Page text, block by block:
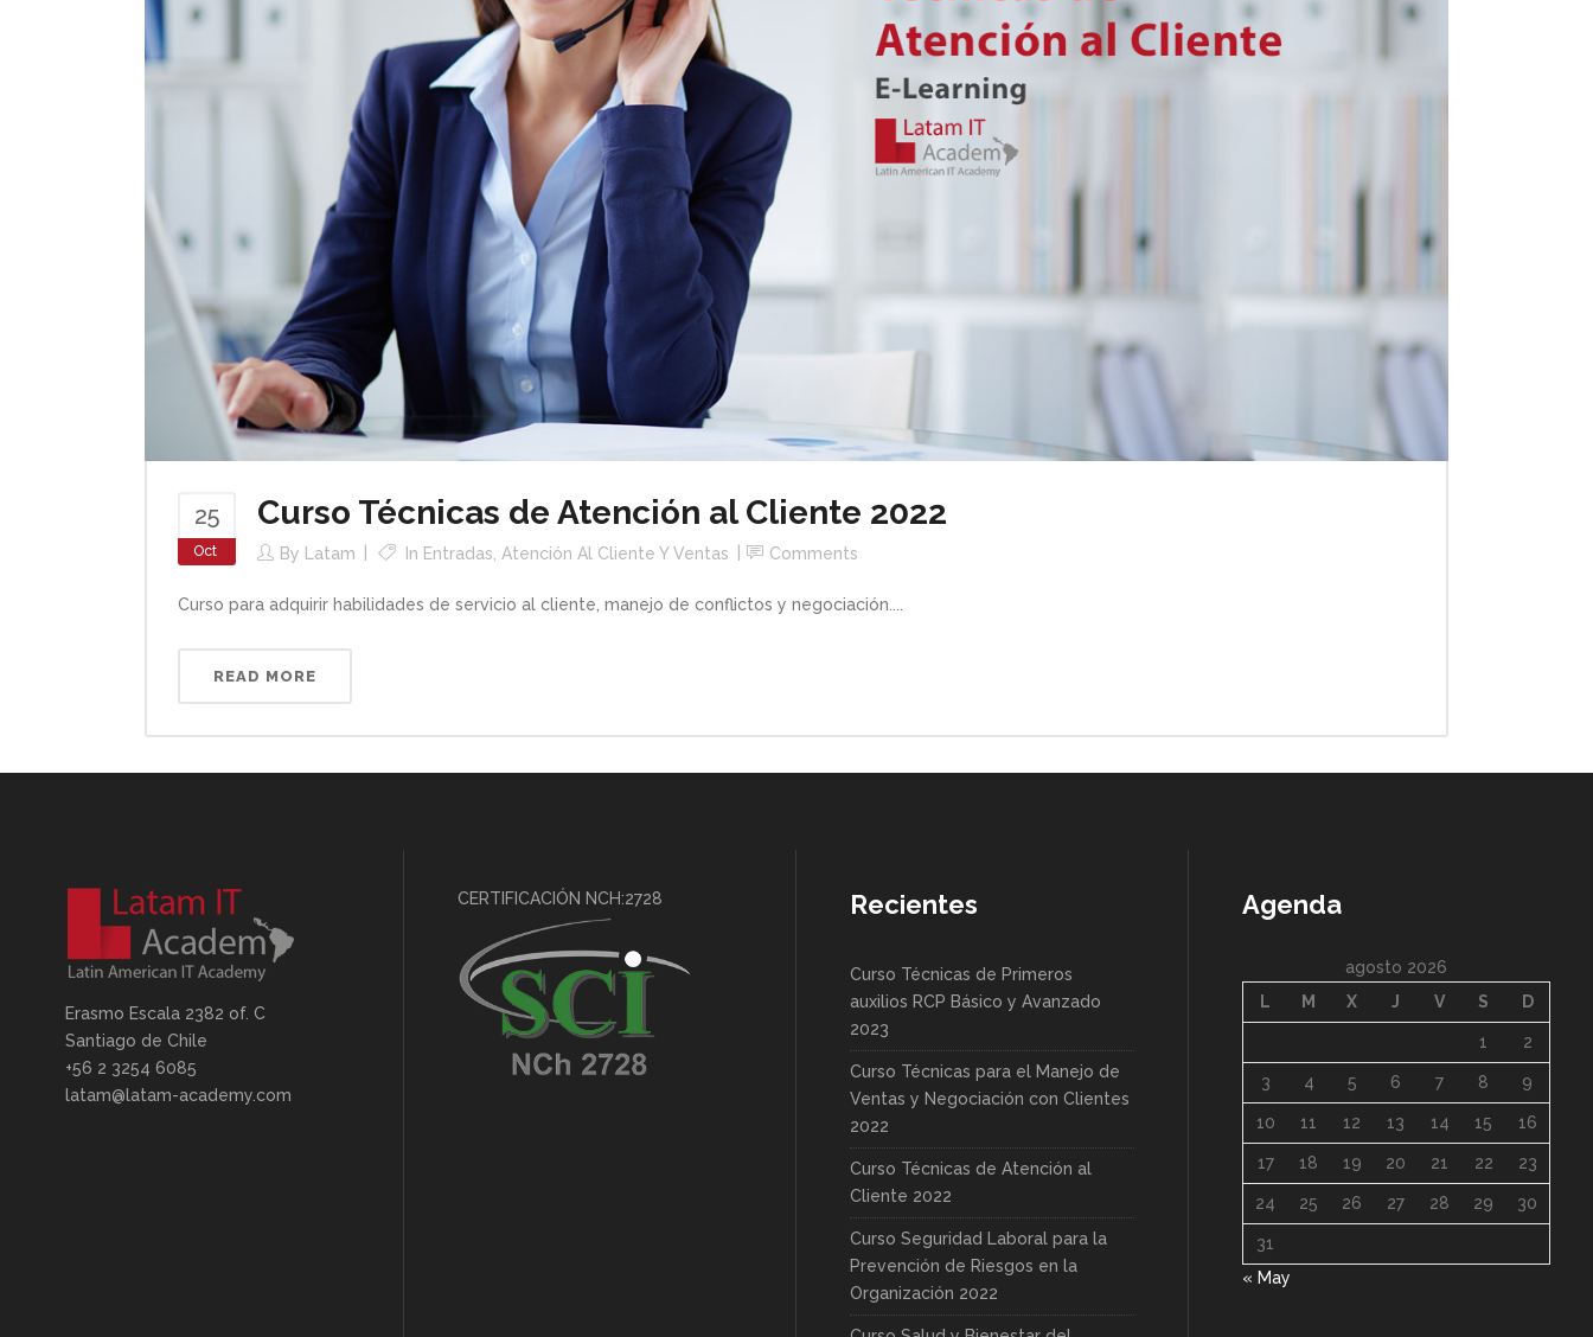
25
Oct
Curso Técnicas de Atención al Cliente 2022
By Latam In Entradas Atención Al Cliente Y Ventas Comments
Curso para adquirir habilidades de servicio al cliente, manejo de conflictos y negociación....
READ MORE
Erasmo Escala 2382 of. C
Santiago de Chile
+56 2 3254 6085
latam@latam-academy.com
CERTIFICACIÓN NCH:2728 Recientes
Curso Técnicas de Primeros
auxilios RCP Básico y Avanzado
2023
Curso Técnicas para el Manejo de
Ventas y Negociación con Clientes
2022
Curso Técnicas de Atención al
Cliente 2022
Curso Seguridad Laboral para la
Prevención de Riesgos en la
Organización 2022
Agenda
agosto 2026
L
M X J V S D
1 2
3 4 5 6 7 8 9
10 11 12 13 14 15 16
17 18 19 20 21 22 23
24 25 26 27 28 29 30
31
« May